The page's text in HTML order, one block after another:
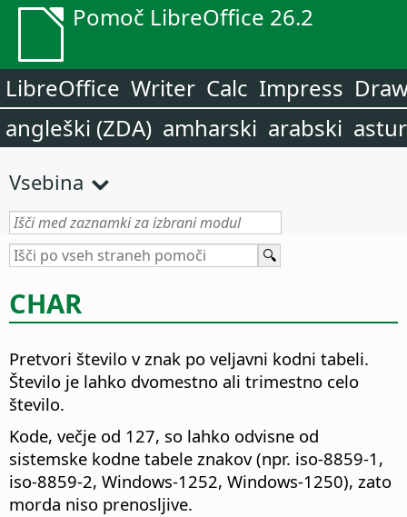
Pomoč LibreOffice 26.2
LibreOffice Writer Calc Impress
angleški (ZDA) amharski arabski
Vsebina
CHAR
Pretvori število v znak po veljavni kodni tabeli.
Število je lahko dvomestno ali trimestno celo
število.
Kode, večje od 127, so lahko odvisne od
sistemske kodne tabele znakov (npr. iso-8859-1,
iso-8859-2, Windows-1252, Windows-1250), zato
morda niso prenosljive.